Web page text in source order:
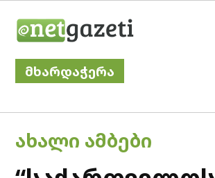
მხარდაჭერა
POSTED
IN
ᲐᲮᲐᲚᲘ ᲐᲛᲑᲔᲑᲘ